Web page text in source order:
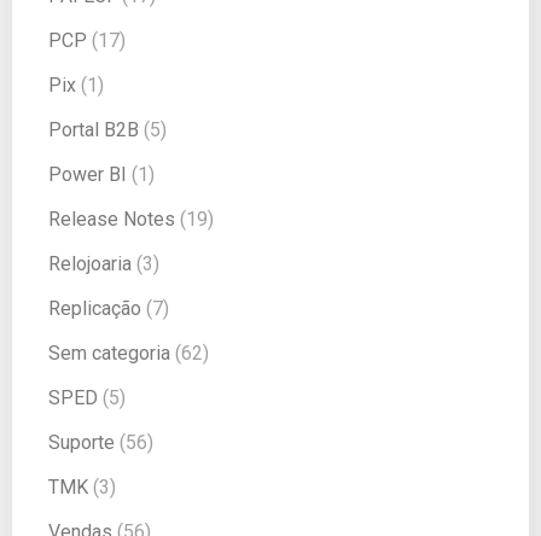
PCP (17)
Pix (1)
Portal B2B (5)
Power BI (1)
Release Notes (19)
Relojoaria (3)
Replicação (7)
Sem categoria (62)
SPED (5)
Suporte (56)
TMK (3)